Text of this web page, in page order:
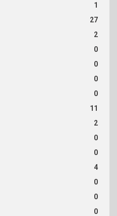
1
27
2
0
0
0
0
11
2
0
0
4
0
0
0